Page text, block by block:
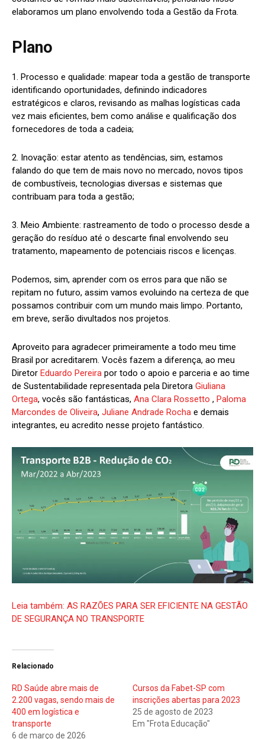
elaboramos um plano envolvendo toda a Gestão da Frota.
Plano
1. Processo e qualidade: mapear toda a gestão de transporte
identificando oportunidades, definindo indicadores
estratégicos e claros, revisando as malhas logísticas cada
vez mais eficientes, bem como análise e qualificação dos
fornecedores de toda a cadeia;
2. Inovação: estar atento as tendências, sim, estamos
falando do que tem de mais novo no mercado, novos tipos
de combustíveis, tecnologias diversas e sistemas que
contribuam para toda a gestão;
3. Meio Ambiente: rastreamento de todo o processo desde a
geração do resíduo até o descarte final envolvendo seu
tratamento, mapeamento de potenciais riscos e licenças.
Podemos, sim, aprender com os erros para que não se
repitam no futuro, assim vamos evoluindo na certeza de que
possamos contribuir com um mundo mais limpo. Portanto,
em breve, serão divultados nos projetos.
Aproveito para agradecer primeiramente a todo meu time
Brasil por acreditarem. Vocês fazem a diferença, ao meu
Diretor Eduardo Pereira por todo o apoio e parceria e ao time
de Sustentabilidade representada pela Diretora Giuliana
Ortega, vocês são fantásticas, Ana Clara Rossetto , Paloma
Marcondes de Oliveira, Juliane Andrade Rocha e demais
integrantes, eu acredito nesse projeto fantástico.
Leia também: AS RAZÕES PARA SER EFICIENTE NA GESTÃO
DE SEGURANÇA NO TRANSPORTE
Relacionado
RD Saúde abre mais de
2.200 vagas, sendo mais de
400 em logística e
transporte
6 de março de 2026
Cursos da Fabet-SP com
inscrições abertas para 2023
25 de agosto de 2023
Em "Frota Educação"